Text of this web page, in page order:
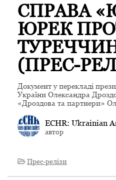
СПРАВА
ЮРЕК
(ПРЕС-
Документ у перекладі
України Олександра
«Дроздова та партнери»
ECHR: Ukrainian
автор
Прес-релізи